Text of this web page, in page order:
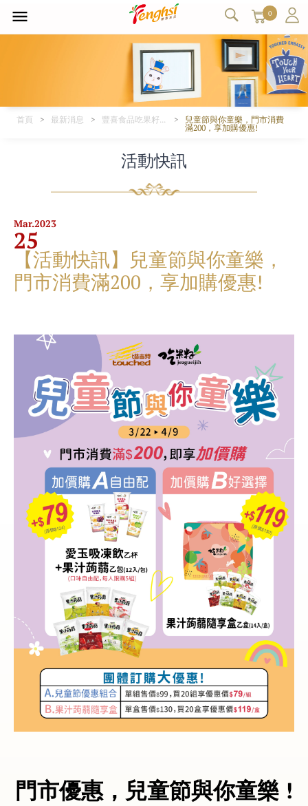
0
首頁 最新消息 兒童節與你童樂，門市消費
滿200，享加購優惠!
活動快訊
Mar.2023
25
【活動快訊】兒童節與你童樂，
門市消費滿200，享加購優惠!
門市優惠，兒童節與你童樂 !